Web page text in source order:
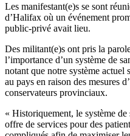
Les manifestant(e)s se sont
d’Halifax où un événement
public-privé avait lieu.
Des militant(e)s ont pris la
l’importance d’un système de
notant que notre système actuel
au pays en raison des mesures
conservateurs provinciaux.
« Historiquement, le système
offre de services pour des